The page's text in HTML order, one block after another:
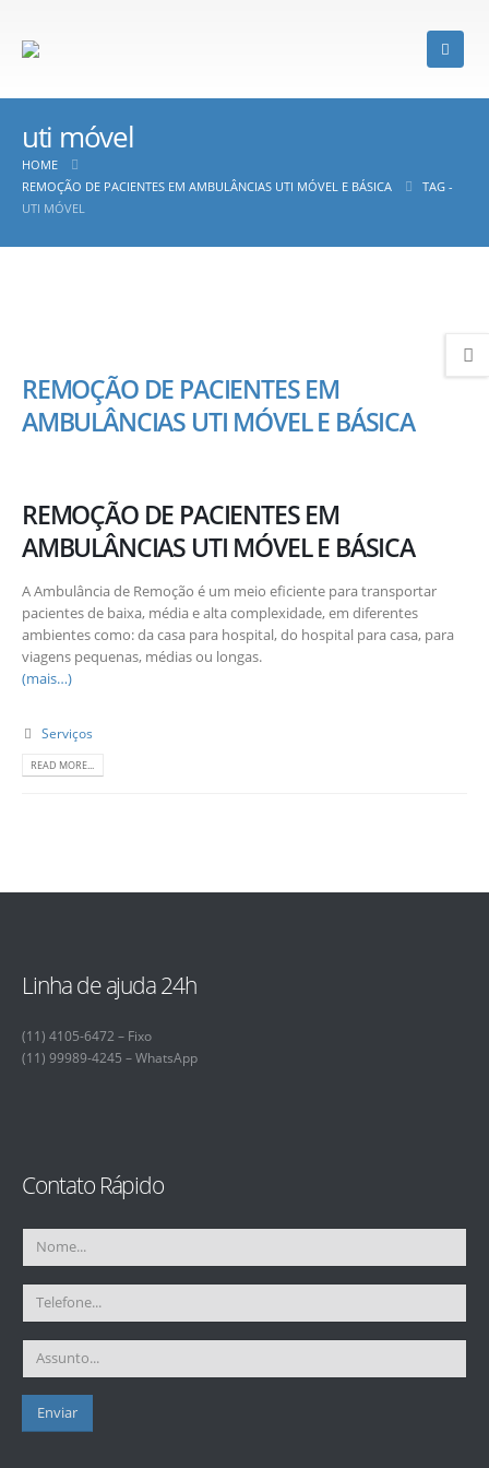
uti móvel
HOME
REMOÇÃO DE PACIENTES EM AMBULÂNCIAS UTI MÓVEL E BÁSICA
TAG -
UTI MÓVEL
REMOÇÃO DE PACIENTES EM
AMBULÂNCIAS UTI MÓVEL E BÁSICA
REMOÇÃO DE PACIENTES EM
AMBULÂNCIAS UTI MÓVEL E BÁSICA
A Ambulância de Remoção é um meio eficiente para transportar
pacientes de baixa, média e alta complexidade, em diferentes
ambientes como: da casa para hospital, do hospital para casa, para
viagens pequenas, médias ou longas.
(mais…)
Serviços
READ MORE...
Linha de ajuda 24h
(11) 4105-6472 – Fixo
(11) 99989-4245 – WhatsApp
Contato Rápido